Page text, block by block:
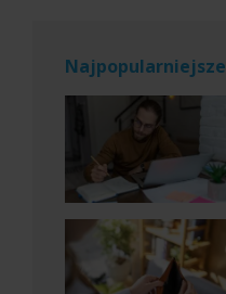
Najpopularniejsze